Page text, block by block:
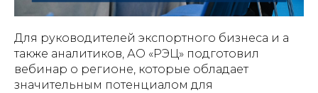
Для руководителей экспортного бизнеса и а
также аналитиков, АО «РЭЦ» подготовил
вебинар о регионе, которые обладает
значительным потенциалом для